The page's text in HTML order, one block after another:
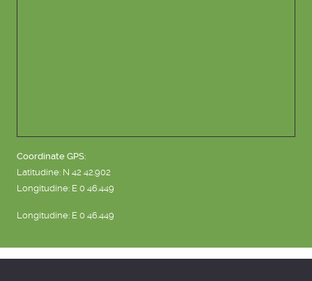
Coordinate GPS:
Latitudine: N 42 42.902
Longitudine: E 0 46.449
Longitudine: E 0 46.449